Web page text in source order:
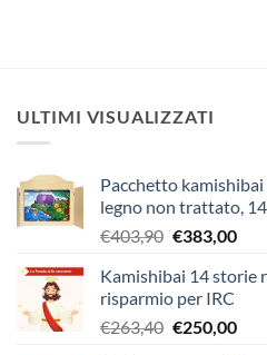
ULTIMI VISUALIZZATI
Pacchetto
legno non trattato,
€403,90 Il
originale
era:
€403,90.
€383,00Il
Kamishibai 14 storie
risparmio per IRC
€263,40 Il
€250,00Il